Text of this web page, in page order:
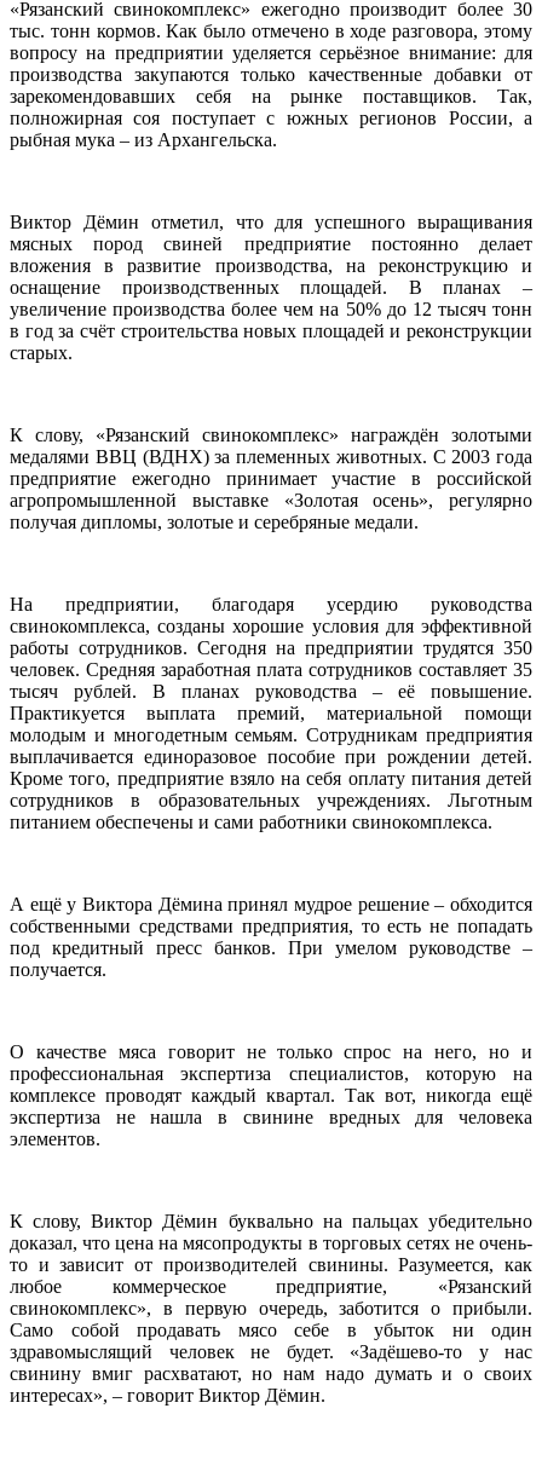
«Рязанский свинокомплекс» ежегодно производит более 30
тыс. тонн кормов. Как было отмечено в ходе разговора, этому
вопросу на предприятии уделяется серьёзное внимание: для
производства закупаются только качественные добавки от
зарекомендовавших себя на рынке поставщиков. Так,
полножирная соя поступает с южных регионов России, а
рыбная мука – из Архангельска.
Виктор Дёмин отметил, что для успешного выращивания
мясных пород свиней предприятие постоянно делает
вложения в развитие производства, на реконструкцию и
оснащение производственных площадей. В планах –
увеличение производства более чем на 50% до 12 тысяч тонн
в год за счёт строительства новых площадей и реконструкции
старых.
К слову, «Рязанский свинокомплекс» награждён золотыми
медалями ВВЦ (ВДНХ) за племенных животных. С 2003 года
предприятие ежегодно принимает участие в российской
агропромышленной выставке «Золотая осень», регулярно
получая дипломы, золотые и серебряные медали.
На предприятии, благодаря усердию руководства
свинокомплекса, созданы хорошие условия для эффективной
работы сотрудников. Сегодня на предприятии трудятся 350
человек. Средняя заработная плата сотрудников составляет 35
тысяч рублей. В планах руководства – её повышение.
Практикуется выплата премий, материальной помощи
молодым и многодетным семьям. Сотрудникам предприятия
выплачивается единоразовое пособие при рождении детей.
Кроме того, предприятие взяло на себя оплату питания детей
сотрудников в образовательных учреждениях. Льготным
питанием обеспечены и сами работники свинокомплекса.
А ещё у Виктора Дёмина принял мудрое решение – обходится
собственными средствами предприятия, то есть не попадать
под кредитный пресс банков. При умелом руководстве –
получается.
О качестве мяса говорит не только спрос на него, но и
профессиональная экспертиза специалистов, которую на
комплексе проводят каждый квартал. Так вот, никогда ещё
экспертиза не нашла в свинине вредных для человека
элементов.
К слову, Виктор Дёмин буквально на пальцах убедительно
доказал, что цена на мясопродукты в торговых сетях не очень-
то и зависит от производителей свинины. Разумеется, как
любое коммерческое предприятие, «Рязанский
свинокомплекс», в первую очередь, заботится о прибыли.
Само собой продавать мясо себе в убыток ни один
здравомыслящий человек не будет. «Задёшево-то у нас
свинину вмиг расхватают, но нам надо думать и о своих
интересах», – говорит Виктор Дёмин.